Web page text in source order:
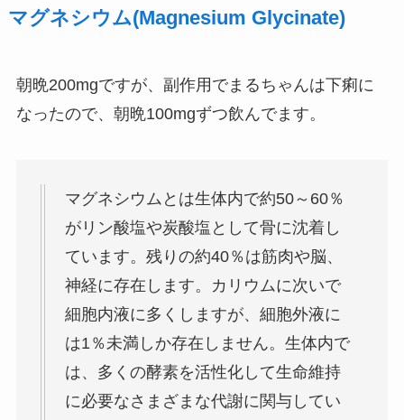
マグネシウム(Magnesium Glycinate)
朝晩200mgですが、副作用でまるちゃんは下痢に
なったので、朝晩100mgずつ飲んでます。
マグネシウムとは生体内で約50～60％
がリン酸塩や炭酸塩として骨に沈着し
ています。残りの約40％は筋肉や脳、
神経に存在します。カリウムに次いで
細胞内液に多くしますが、細胞外液に
は1％未満しか存在しません。生体内で
は、多くの酵素を活性化して生命維持
に必要なさまざまな代謝に関与してい